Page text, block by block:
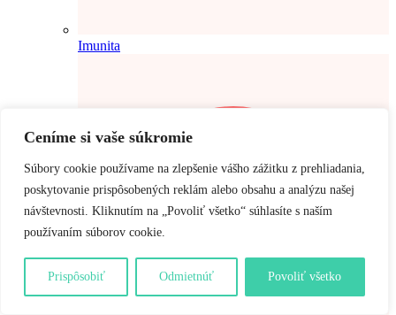
Ceníme si vaše súkromie
Súbory cookie používame na zlepšenie vášho zážitku z prehliadania,
poskytovanie prispôsobených reklám alebo obsahu a analýzu našej
návštevnosti. Kliknutím na „Povoliť všetko“ súhlasíte s naším
používaním súborov cookie.
Prispôsobiť Odmietnúť Povoliť všetko
Imunita